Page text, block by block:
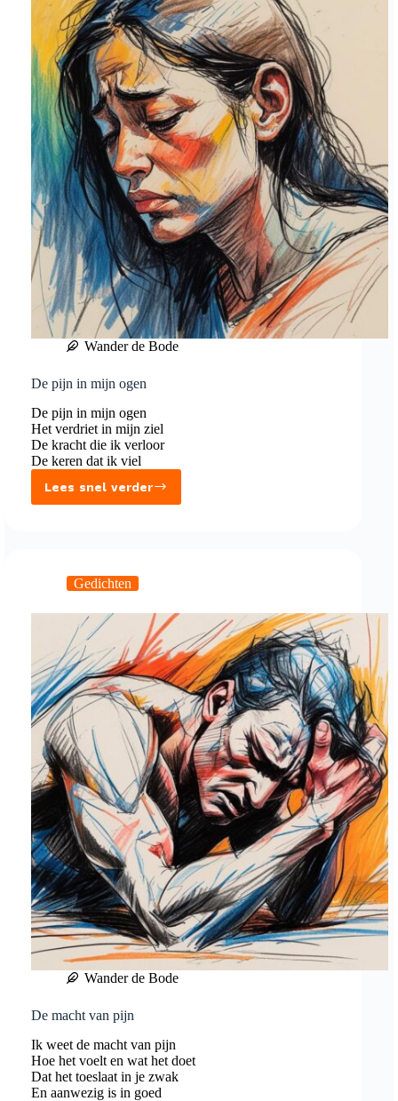
Wander de Bode
De pijn in mijn ogen
De pijn in mijn ogen
Het verdriet in mijn ziel
De kracht die ik verloor
De keren dat ik viel
Lees snel verder
De
ogen
Gedichten
Wander de Bode
De macht van pijn
Ik weet de macht van pijn
Hoe het voelt en wat het doet
Dat het toeslaat in je zwak
En aanwezig is in goed